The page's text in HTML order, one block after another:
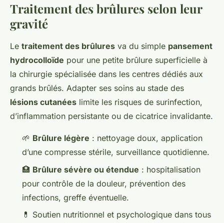
Traitement des brûlures selon leur
gravité
Le traitement des brûlures va du simple pansement
hydrocolloïde pour une petite brûlure superficielle à
la chirurgie spécialisée dans les centres dédiés aux
grands brûlés. Adapter ses soins au stade des
lésions cutanées limite les risques de surinfection,
d’inflammation persistante ou de cicatrice invalidante.
🌱 Brûlure légère : nettoyage doux, application
d’une compresse stérile, surveillance quotidienne.
🏥 Brûlure sévère ou étendue : hospitalisation
pour contrôle de la douleur, prévention des
infections, greffe éventuelle.
💊 Soutien nutritionnel et psychologique dans tous